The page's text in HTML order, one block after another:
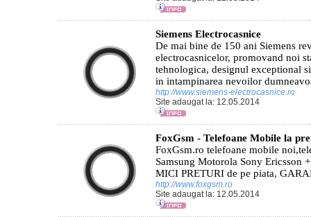
Siemens Electrocasnice
De mai bine de 150 ani Siemens
electrocasnicelor, promovand noi
tehnologica, designul exceptional
in intampinarea nevoilor
http://www.siemens-electrocasnice.ro
Site adaugat la: 12.05.2014
FoxGsm - Telefoane Mobile la
FoxGsm.ro telefoane mobile
Samsung Motorola Sony Ericsson
MICI PRETURI de pe piata,
http://www.foxgsm.ro
Site adaugat la: 12.05.2014